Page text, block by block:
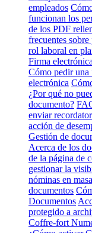
empleados
funcionan los
de los PDF
frecuentes
rol laboral en
Firma electrónica
Cómo pedir una
electrónica
¿Por qué no
documento?
enviar
acción de
Gestión de
Acerca de los
de la página de
gestionar la
nóminas en masa
documentos
Documentos
protegido a
Coffre-fort